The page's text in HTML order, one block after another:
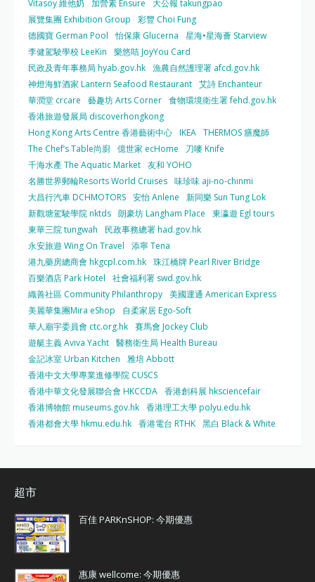
Vitasoy 維他奶
加營素 Ensure
大公報 takungpao
展覽集團 Exhibition Group
彩豐 Choi Fung
德國寶 German Pool
怡保康 Glucerna
星海•星海薈 Starview
李健駕駛學校 LeeKin
樂悠咭 JoyYou Card
民政及青年事務局 hyab.gov.hk 漁農自然護理署 afcd.gov.hk
神燈海鮮酒家 Lantern Seafood Restaurant 艾詩 Enchanteur
華潤堂 crcare
藝趣坊 Arts Corner 食物環境衛生署 fehd.gov.hk
香港旅遊發展局 discoverhongkong
Hong Kong Arts Centre 香港藝術中心 IKEA THERMOS 膳魔師
The Chef’s Table尚廚 億世家 ecHome
刀嘜 Knife
千海水產 The Aquatic Market 友和 YOHO
名勝世界郵輪Resorts World Cruises 味珍味 aji-no-chinmi
大昌行汽車 DCHMOTORS 安怡 Anlene
新同樂 Sun Tung Lok
新觀塘駕駛學院 nktds 朗豪坊 Langham Place
東瀛遊 Egl tours
東華三院 tungwah
民政事務總署 had.gov.hk
永安旅遊 Wing On Travel
添寧 Tena
港九藥房總商會 hkgcpl.com.hk 珠江橋牌 Pearl River Bridge
百樂酒店 Park Hotel
社會福利署 swd.gov.hk
織善社區 Community Philanthropy 美國運通 American Express
美麗華集團Mira eShop
自柔家居 Ego-Soft
華人廟宇委員會 ctc.org.hk 賽馬會 Jockey Club
遊艇主義 Aviva Yacht 醫務衛生局 Health Bureau
金記冰室 Urban Kitchen
雅培 Abbott
香港中文大學專業進修學院 CUSCS
香港中華文化發展聯合會 HKCCDA 香港創科展 hksciencefair
香港博物館 museums.gov.hk 香港理工大學 polyu.edu.hk
香港都會大學 hkmu.edu.hk 香港電台 RTHK 黑白 Black & White
超市
百佳 PARKnSHOP: 今期優惠
惠康 wellcome: 今期優惠